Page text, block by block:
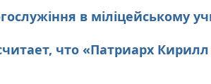
в міліцейському
что «Патриарх